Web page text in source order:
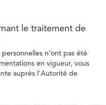
le traitement de
n’ont pas été
en vigueur, vous
auprès l’Autorité de